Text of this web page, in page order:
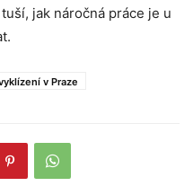
jak náročná práce je u
v Praze